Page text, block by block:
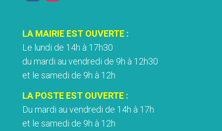
LA MAIRIE EST OUVERTE :
Le lundi de 14h à 17h30
du mardi au vendredi de 9h à 12h30
et le samedi de 9h à 12h
LA POSTE EST OUVERTE :
Du mardi au vendredi de 14h à 17h
et le samedi de 9h à 12h